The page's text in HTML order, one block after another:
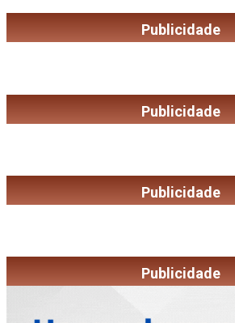
Publicidade
Publicidade
Publicidade
Publicidade